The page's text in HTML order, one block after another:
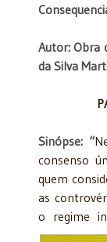
Autor: Obra
da Silva
Sinópse: “
consenso
quem
as
o regime